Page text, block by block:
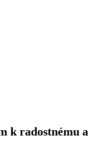
k radostnému a